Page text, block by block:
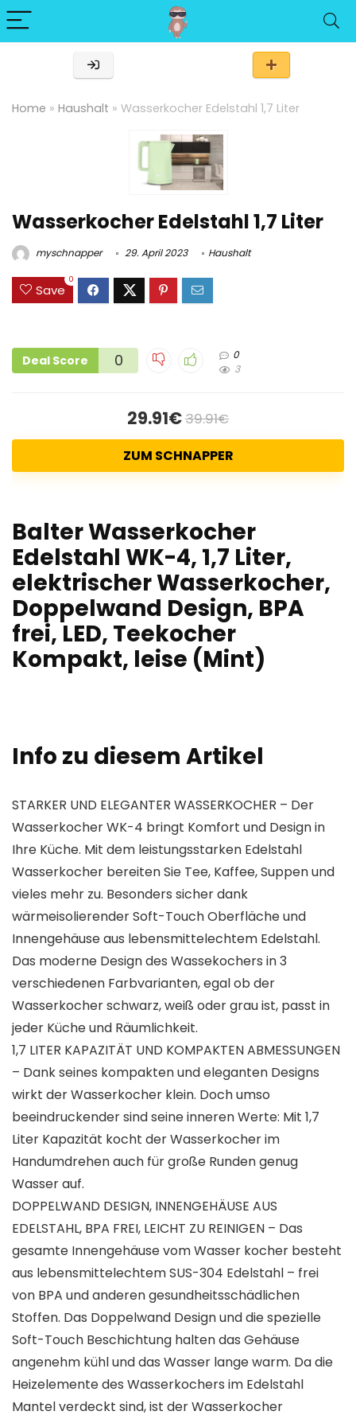
Home » Haushalt » Wasserkocher Edelstahl 1,7 Liter
Wasserkocher Edelstahl 1,7 Liter
myschnapper 29. April 2023 Haushalt
Save
0
Deal Score 0
0
3
29.91€39.91€
ZUM SCHNAPPER
Balter Wasserkocher
Edelstahl WK-4, 1,7 Liter,
elektrischer Wasserkocher,
Doppelwand Design, BPA
frei, LED, Teekocher
Kompakt, leise (Mint)
Info zu diesem Artikel
STARKER UND ELEGANTER WASSERKOCHER – Der
Wasserkocher WK-4 bringt Komfort und Design in
Ihre Küche. Mit dem leistungsstarken Edelstahl
Wasserkocher bereiten Sie Tee, Kaffee, Suppen und
vieles mehr zu. Besonders sicher dank
wärmeisolierender Soft-Touch Oberfläche und
Innengehäuse aus lebensmittelechtem Edelstahl.
Das moderne Design des Wassekochers in 3
verschiedenen Farbvarianten, egal ob der
Wasserkocher schwarz, weiß oder grau ist, passt in
jeder Küche und Räumlichkeit.
1,7 LITER KAPAZITÄT UND KOMPAKTEN ABMESSUNGEN
– Dank seines kompakten und eleganten Designs
wirkt der Wasserkocher klein. Doch umso
beeindruckender sind seine inneren Werte: Mit 1,7
Liter Kapazität kocht der Wasserkocher im
Handumdrehen auch für große Runden genug
Wasser auf.
DOPPELWAND DESIGN, INNENGEHÄUSE AUS
EDELSTAHL, BPA FREI, LEICHT ZU REINIGEN – Das
gesamte Innengehäuse vom Wasser kocher besteht
aus lebensmittelechtem SUS-304 Edelstahl – frei
von BPA und anderen gesundheitsschädlichen
Stoffen. Das Doppelwand Design und die spezielle
Soft-Touch Beschichtung halten das Gehäuse
angenehm kühl und das Wasser lange warm. Da die
Heizelemente des Wasserkochers im Edelstahl
Mantel verdeckt sind, ist der Wasserkocher